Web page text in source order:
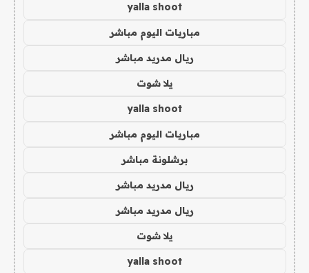
yalla shoot
مباريات اليوم مباشر
ريال مدريد مباشر
يلا شوت
yalla shoot
مباريات اليوم مباشر
برشلونة مباشر
ريال مدريد مباشر
ريال مدريد مباشر
يلا شوت
yalla shoot